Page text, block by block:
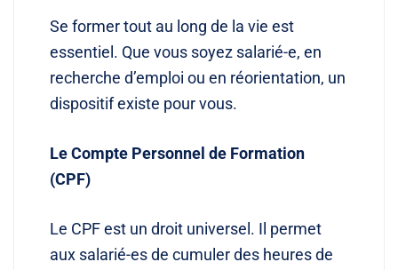
Se former tout au long de la vie est
essentiel. Que vous soyez salarié-e, en
recherche d’emploi ou en réorientation, un
dispositif existe pour vous.
Le Compte Personnel de Formation
(CPF)
Le CPF est un droit universel. Il permet
aux salarié-es de cumuler des heures de